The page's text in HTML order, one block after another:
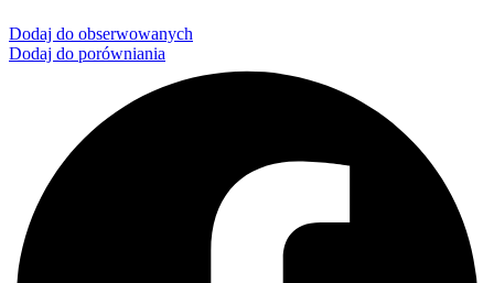
Dodaj do obserwowanych
Dodaj do porówniania